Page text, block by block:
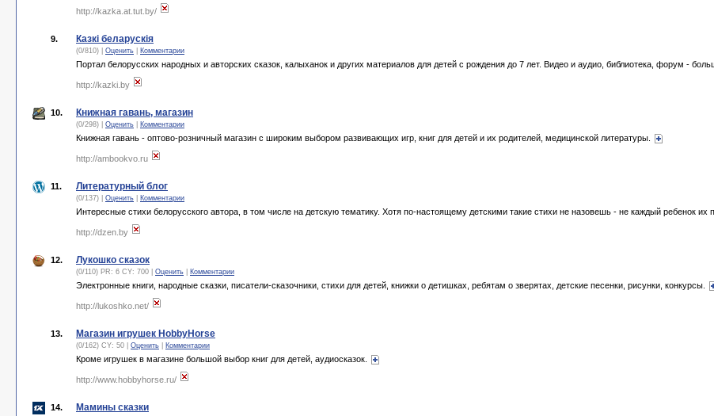
http://kazka.at.tut.by/
9. Казкі беларускія
(0/810) | Оценить Комментарии
Портал белорусских народных и авторских сказок, калыханок и других материалов для детей с рождения до 7 лет. Видео и аудио, библиотека, форум -
http://kazki.by
10. Книжная гавань, магазин
(0/298) | Оценить Комментарии
Книжная гавань - оптово-розничный магазин с широким выбором развивающих игр, книг для детей и их родителей, медицинской литературы.
http://ambookvo.ru
11. Литературный блог
(0/137) | Оценить Комментарии
Интересные стихи белорусского автора, в том числе на детскую тематику. Хотя по-настоящему детскими такие стихи не назовешь - не каждый ребенок их
http://dzen.by
12. Лукошко сказок
(0/110) PR: 6 CY: 700 | Оценить Комментарии
Электронные книги, народные сказки, писатели-сказочники, стихи для детей, книжки о детишках, ребятам о зверятах, детские песенки, рисунки, конкурсы.
http://lukoshko.net/
13. Магазин игрушек HobbyHorse
(0/162) CY: 50 | Оценить Комментарии
Кроме игрушек в магазине большой выбор книг для детей, аудиосказок.
http://www.hobbyhorse.ru/
14. Мамины сказки